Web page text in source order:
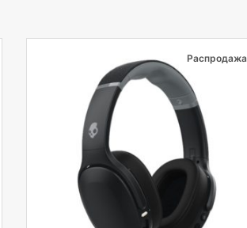
Распродажа